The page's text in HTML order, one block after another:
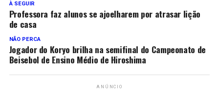
À SEGUIR
Professora faz alunos se ajoelharem por atrasar lição
de casa
NÃO PERCA
Jogador do Koryo brilha na semifinal do Campeonato de
Beisebol de Ensino Médio de Hiroshima
ANÚNCIO